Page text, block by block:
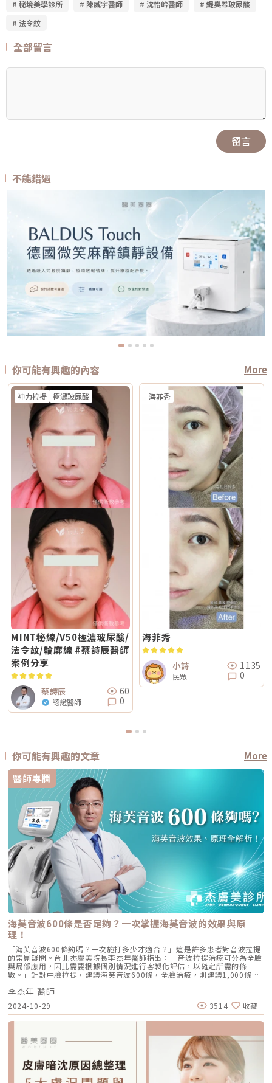
# 秘境美學診所 # 陳威宇醫師 # 沈怡岒醫師
# 緹奧希玻尿酸
# 法令紋
全部留言
留言
不能錯過
你可能有興趣的內容 More
神力拉提 極濃玻尿酸
MINT秘線/V50極濃玻尿酸/
法令紋/輪廓線 #蔡詩辰醫師
案例分享
蔡詩辰
認證醫師
60
0
海菲秀
海菲秀
小詩
民眾
1135
0
你可能有興趣的文章
More
醫師專欄
海芙音波600條是否足夠？一次掌握海芙音波的效果與原
理！
「海芙音波600條夠嗎？一次施打多少才適合？」這是許多患者對音波拉提
的常見疑問。台北杰膚美院長李杰年醫師指出：「音波拉提治療可分為全臉
與局部應用，因此需要根據個別情況進行客製化評估，以確定所需的條
數。」針對中臉拉提，建議海芙音波600條，全臉治療，則建議1,000條以
上李杰年院長提到：「在海芙音波的應用中，對於中臉拉提，建議使用600
條，而眼周治療則建議200條。全臉治療，包括雙下巴，通常需要1,000條
以上。」由於每位患者的老化狀況和治療需求有所不同，局部治療通常僅需
600條，甚至有些人只需要300條。不過，也有些患者完全不適合進行音波
治療，因此必須依賴專業醫師評估來確定是否適合療程，並考慮其他方案。
為何海芙音波探頭款式多樣？它們的原理是什麼？海芙音波的原理在於將音
波聚焦於皮膚下特定的深度，並形成多個熱凝結點，以達到緊緻和拉提的效
果。海芙音波臉部探頭提供多種選擇，包括1.5mm、2.0mm、3.0mm及
4.5mm，針對雙下巴的治療則可選擇6.0mm的探頭。不過，只有在雙下巴
脂肪較厚的情況下，使用6.0mm探頭才會有效；對於皮膚較薄的患者，如
老年人或男性，則可考慮傳統的3.0mm及4.5mm探頭進行治療。《點擊看
完整文章介紹》
李杰年 醫師
2024-10-29 3514 收藏